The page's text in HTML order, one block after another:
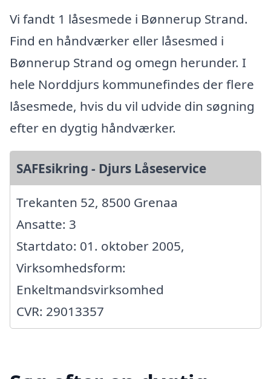
Vi fandt 1 låsesmede i Bønnerup Strand.
Find en håndværker eller låsesmed i
Bønnerup Strand og omegn herunder. I
hele Norddjurs kommunefindes der flere
låsesmede, hvis du vil udvide din søgning
efter en dygtig håndværker.
SAFEsikring - Djurs Låseservice
Trekanten 52, 8500 Grenaa
Ansatte: 3
Startdato: 01. oktober 2005,
Virksomhedsform:
Enkeltmandsvirksomhed
CVR: 29013357